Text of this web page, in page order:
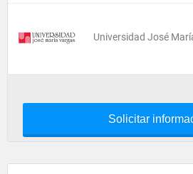
Universidad José
Solicitar